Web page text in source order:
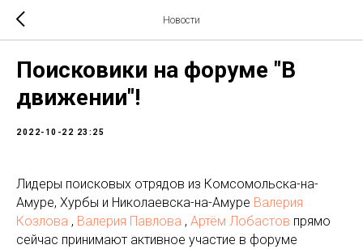
Новости
Поисковики на форуме "В
движении"!
2022-10-22 23:25
Лидеры поисковых отрядов из Комсомольска-на-
Амуре, Хурбы и Николаевска-на-Амуре Валерия
Козлова , Валерия Павлова , Артём Лобастов прямо
сейчас принимают активное участие в форуме